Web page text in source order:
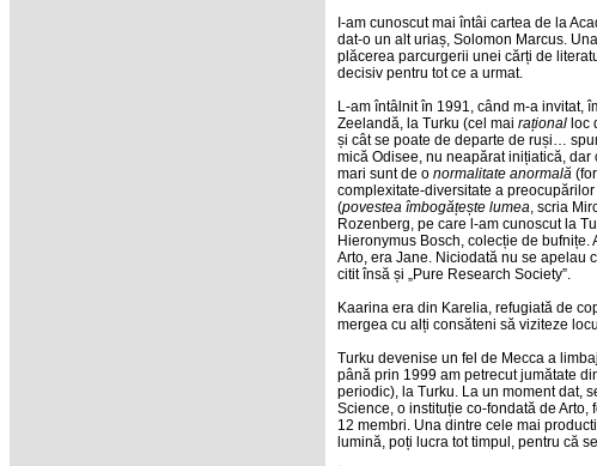
I-am cunoscut mai întâi cartea de la
dat-o un alt uriaș, Solomon Marcus.
plăcerea parcurgerii unei cărți de
decisiv pentru tot ce a urmat.
L-am întâlnit în 1991, când m-a invitat,
Zeelandă, la Turku (cel mai rațional loc
și cât se poate de departe de ruși…
mică Odisee, nu neapărat inițiatică,
mari sunt de o normalitate anormală
complexitate-diversitate a
(povestea îmbogățește lumea, scria
Rozenberg, pe care l-am cunoscut la
Hieronymus Bosch, colecție de
Arto, era Jane. Niciodată nu se apelau
citit însă și „Pure Research Society”.
Kaarina era din Karelia, refugiată de
mergea cu alți consăteni să viziteze
Turku devenise un fel de Mecca a
până prin 1999 am petrecut jumătate
periodic), la Turku. La un moment dat,
Science, o instituție co-fondată de
12 membri. Una dintre cele mai
lumină, poți lucra tot timpul, pentru că